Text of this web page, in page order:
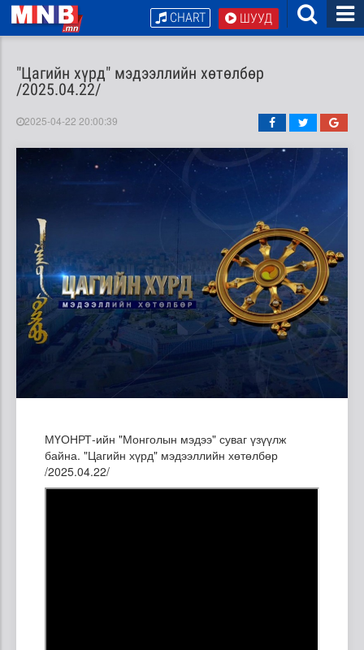
ШУУД
CHART
"Цагийн хүрд" мэдээллийн хөтөлбөр
/2025.04.22/
2025-04-22 20:00:39
МҮОНРТ-ийн "Монголын мэдээ" суваг үзүүлж
байна. "Цагийн хүрд" мэдээллийн хөтөлбөр
/2025.04.22/